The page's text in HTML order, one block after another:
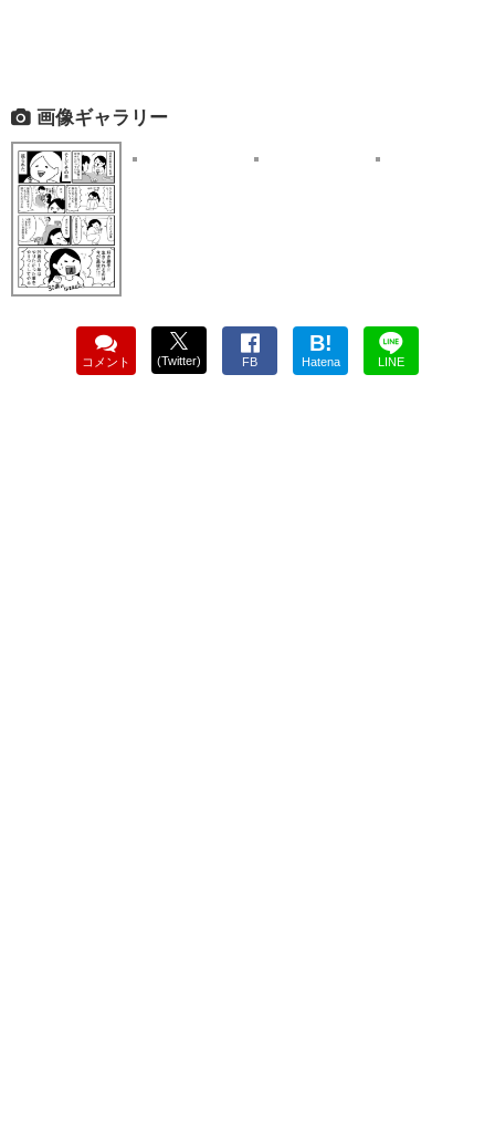
画像ギャラリー
コメント (Twitter) FB
B!
Hatena LINE